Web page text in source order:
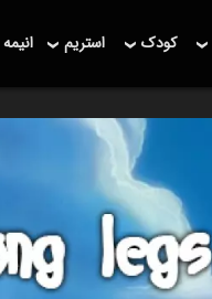
کودک استریم انیمه